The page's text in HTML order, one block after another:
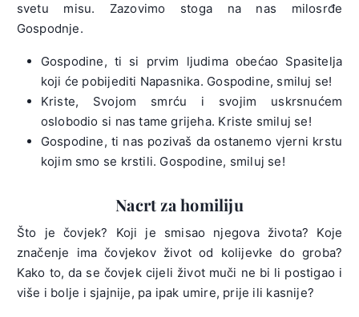
svetu misu. Zazovimo stoga na nas milosrđe
Gospodnje.
Gospodine, ti si prvim ljudima obećao Spasitelja
koji će pobijediti Napasnika. Gospodine, smiluj se!
Kriste, Svojom smrću i svojim uskrsnućem
oslobodio si nas tame grijeha. Kriste smiluj se!
Gospodine, ti nas pozivaš da ostanemo vjerni krstu
kojim smo se krstili. Gospodine, smiluj se!
Nacrt za homiliju
Što je čovjek? Koji je smisao njegova života? Koje
značenje ima čovjekov život od kolijevke do groba?
Kako to, da se čovjek cijeli život muči ne bi li postigao i
više i bolje i sjajnije, pa ipak umire, prije ili kasnije?